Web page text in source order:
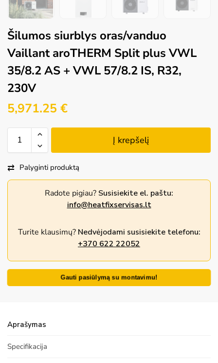
Šilumos siurblys oras/vanduo
Vaillant aroTHERM Split plus VWL
35/8.2 AS + VWL 57/8.2 IS, R32,
230V
5,971.25 €
Į krepšelį
Palyginti produktą
Radote pigiau? Susisiekite el. paštu:
info@heatfixservisas.lt
Turite klausimų? Nedvėjodami susisiekite telefonu:
+370 622 22052
Gauti pasiūlymą su montavimu!
Aprašymas
Specifikacija